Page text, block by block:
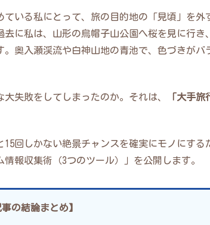
ている私にとって、旅の目的地の「見頃」を
去に私は、山形の烏帽子山公園へ桜を見に行
。奥入瀬渓流や白神山地の青池で、色づきが
大失敗をしてしまったのか。それは、
「大手
15回しかない絶景チャンスを確実にモノにす
情報収集術（3つのツール）」を公開します。
事の結論まとめ】